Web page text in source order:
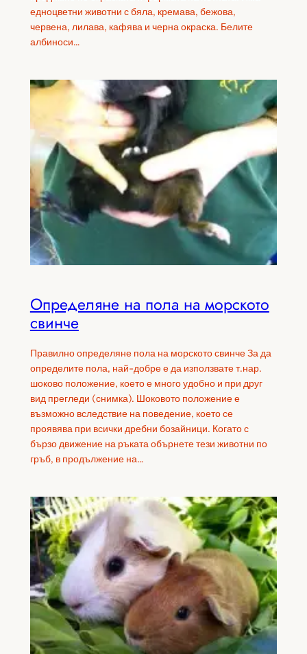
едноцветни животни с бяла, кремава, бежова,
червена, лилава, кафява и черна окраска. Белите
албиноси…
Определяне на пола на морското
свинче
Правилно определяне пола на морското свинче За да
определите пола, най-добре е да използвате т.нар.
шоково положение, което е много удобно и при друг
вид прегледи (снимка). Шоковото положение е
възможно вследствие на поведение, което се
проявява при всички дребни бозайници. Когато с
бързо движение на ръката обърнете тези животни по
гръб, в продължение на…